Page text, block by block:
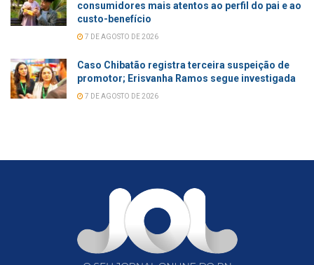
consumidores mais atentos ao perfil do pai e ao
custo-benefício
7 DE AGOSTO DE 2026
Caso Chibatão registra terceira suspeição de
promotor; Erisvanha Ramos segue investigada
7 DE AGOSTO DE 2026